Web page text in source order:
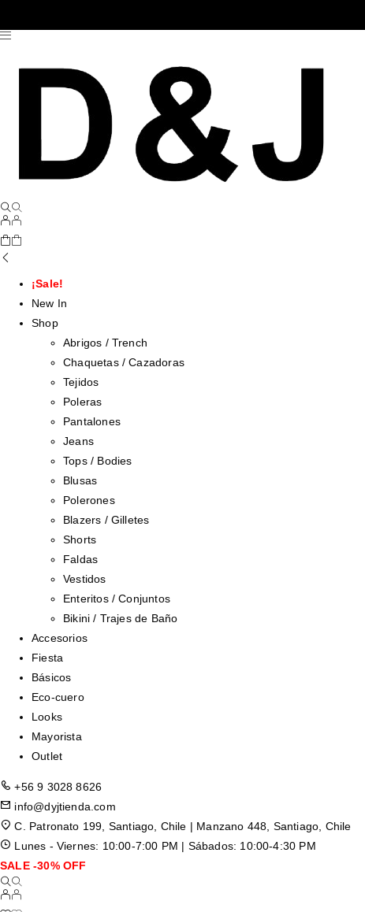
¡Sale!
New In
Shop
Abrigos / Trench
Chaquetas / Cazadoras
Tejidos
Poleras
Pantalones
Jeans
Tops / Bodies
Blusas
Polerones
Blazers / Gilletes
Shorts
Faldas
Vestidos
Enteritos / Conjuntos
Bikini / Trajes de Baño
Accesorios
Fiesta
Básicos
Eco-cuero
Looks
Mayorista
Outlet
+56 9 3028 8626
info@dyjtienda.com
C. Patronato 199, Santiago, Chile | Manzano 448, Santiago, Chile
Lunes - Viernes: 10:00-7:00 PM | Sábados: 10:00-4:30 PM
SALE -30% OFF